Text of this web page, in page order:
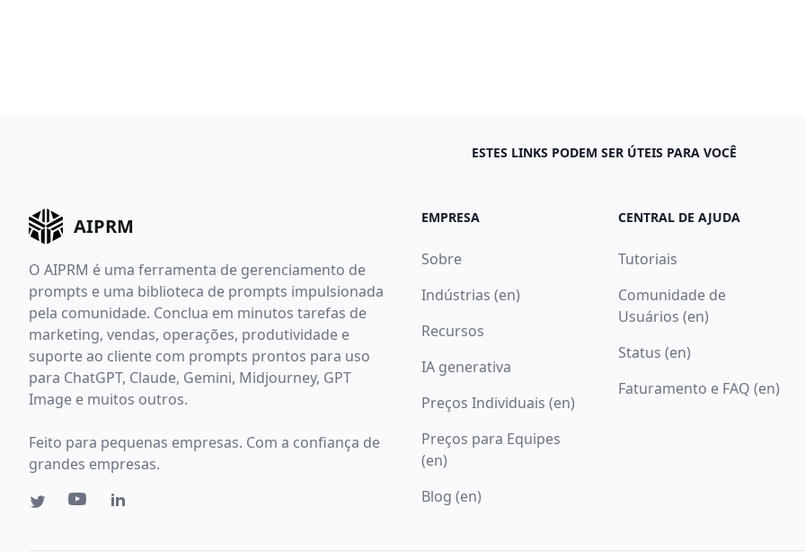
ESTES LINKS PODEM SER ÚTEIS PARA VOCÊ
AIPRM
O AIPRM é uma ferramenta de gerenciamento de
prompts e uma biblioteca de prompts impulsionada
pela comunidade. Conclua em minutos tarefas de
marketing, vendas, operações, produtividade e
suporte ao cliente com prompts prontos para uso
para ChatGPT, Claude, Gemini, Midjourney, GPT
Image e muitos outros.
Feito para pequenas empresas. Com a confiança de
grandes empresas.
EMPRESA
Sobre
Indústrias (en)
Recursos
IA generativa
Preços Individuais (en)
Preços para Equipes
(en)
Blog (en)
CENTRAL DE AJUDA
Tutoriais
Comunidade de
Usuários (en)
Status (en)
Faturamento e FAQ (en)